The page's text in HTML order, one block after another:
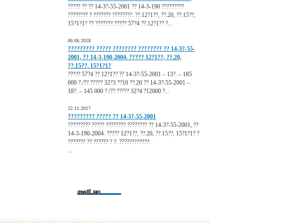
????? ?? ?? 14-3?-55-2001 ?? 14-3-190 ?????????
???????? ? ??????? ????????. ??.12?1??, ??.20, ??.15??,
15?1?1? ?? ???????:????? 57?4 ??.12?1?? ?...
06.06.2018
????????? ????? ???????? ???????? ?? 14-3?-55-
2001, ?? 14-3-190-2004. ????? 12?1??, ??.20,
??.15??, 15?1?1?
????? 57?4 ??.12?1?? ?? 14-3?-55-2001 – 13?. – 185
000 ?./??.????? 32?3 ??10 ??.20 ?? 14-3?-55-2001 –
18?. – 145 000 ?./??.????? 32?4 ?12000 ?...
22.11.2017
????????? ????? ?? 14-3?-55-2001
????????? ????? ???????? ???????? ?? 14-3?-55-2001, ??
14-3-190-2004. ????? 12?1??, ??.20, ??.15??, 15?1?1? ?
??????? ?? ?????? ? ?. ????????????:
...